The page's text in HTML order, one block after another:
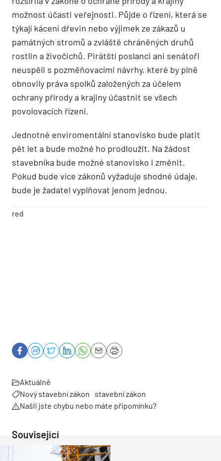
možnost účasti veřejnosti. Půjde o řízení, která se
týkají kácení dřevin nebo výjimek ze zákazů u
památných stromů a zvláště chráněných druhů
rostlin a živočichů. Pirátští poslanci ani senátoři
neuspěli s pozměňovacími návrhy, které by plně
obnovily práva spolků založených za účelem
ochrany přírody a krajiny účastnit se všech
povolovacích řízení.
Jednotné enviromentální stanovisko bude platit
pět let a bude možné ho prodloužit. Na žádost
stavebníka bude možné stanovisko i změnit.
Pokud bude více zákonů vyžaduje shodné údaje,
bude je žadatel vyplňovat jenom jednou.
red
Aktuálně
Nový stavební zákon
stavební zákon
Našli jste chybu nebo máte připomínku?
Související